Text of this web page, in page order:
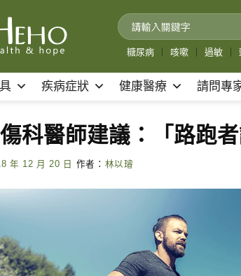
糖尿病 咳嗽 過敏
疾病症狀 健康醫療 請問專
科醫師建議：「路跑
年 12 月 20 日 作者： 林以璿